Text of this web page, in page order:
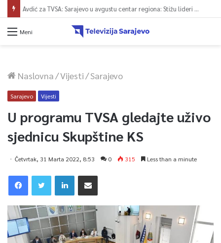
Avdić za TVSA: Sarajevo u avgustu centar regiona: Stižu lideri evropskih gradova
Meni
Naslovna/Vijesti/Sarajevo
Sarajevo Vijesti
U programu TVSA gledajte uživo
sjednicu Skupštine KS
Četvrtak, 31 Marta 2022, 8:53 0 315 Less than a minute